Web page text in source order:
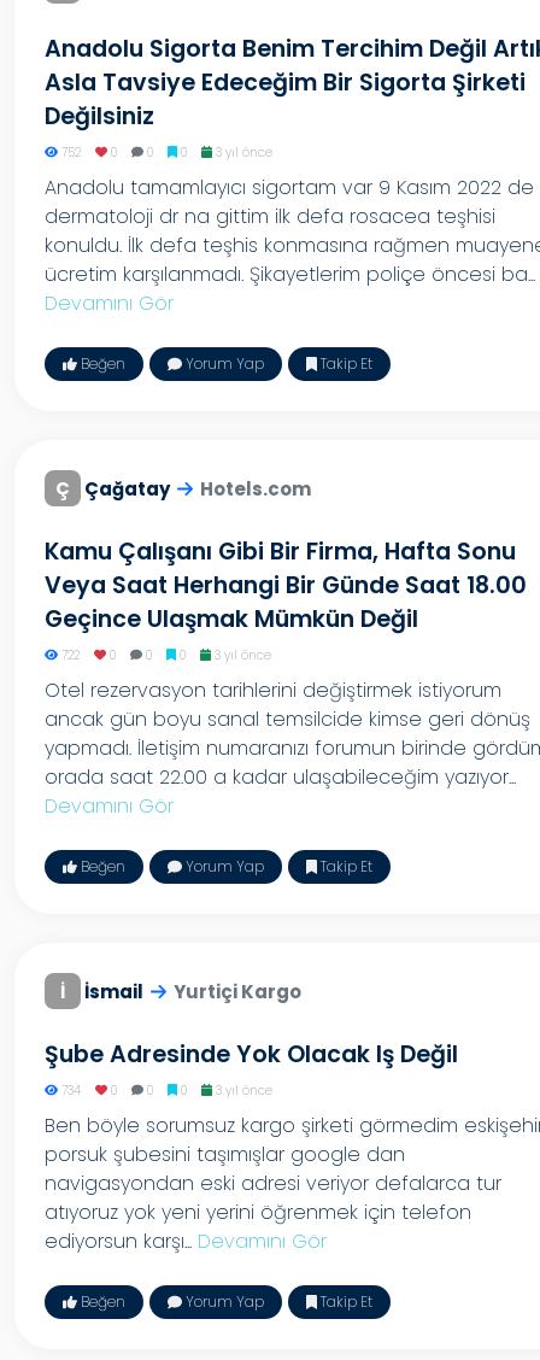
Anadolu Sigorta Benim Tercihim Değil
Asla Tavsiye Edeceğim Bir Sigorta Şirketi
Değilsiniz
752 0 0 0 3 yıl önce
Anadolu tamamlayıcı sigortam var 9 Kasım 2022 de
dermatoloji dr na gittim ilk defa rosacea teşhisi
konuldu. İlk defa teşhis konmasına rağmen
ücretim karşılanmadı. Şikayetlerim poliçe öncesi ba...
Devamını Gör
Beğen Yorum Yap Takip Et
Ç Çağatay Hotels.com
Kamu Çalışanı Gibi Bir Firma, Hafta Sonu
Veya Saat Herhangi Bir Günde Saat 18.00
Geçince Ulaşmak Mümkün Değil
722 0 0 0 3 yıl önce
Otel rezervasyon tarihlerini değiştirmek istiyorum
ancak gün boyu sanal temsilcide kimse geri dönüş
yapmadı. İletişim numaranızı forumun birinde
orada saat 22.00 a kadar ulaşabileceğim yazıyor...
Devamını Gör
Beğen Yorum Yap Takip Et
İ İsmail Yurtiçi Kargo
Şube Adresinde Yok Olacak Iş Değil
734 0 0 0 3 yıl önce
Ben böyle sorumsuz kargo şirketi görmedim
porsuk şubesini taşımışlar google dan
navigasyondan eski adresi veriyor defalarca tur
atıyoruz yok yeni yerini öğrenmek için telefon
ediyorsun karşı... Devamını Gör
Beğen Yorum Yap Takip Et